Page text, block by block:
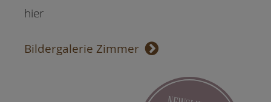
hier
Bildergalerie Zimmer